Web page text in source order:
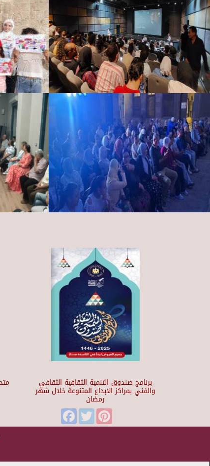
برنامج صندوق التنمية الثقافية الثقافي
والفني بمراكز الابداع المتنوعة خلال شهر
رمضان
FacebookTwitterPinterest